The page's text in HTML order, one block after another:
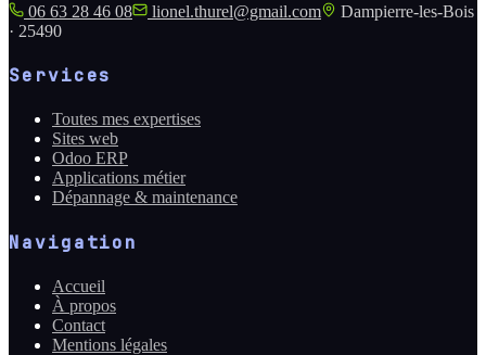
06 63 28 46 08
lionel.thurel@gmail.com
Dampierre-les-Bois
· 25490
Services
Toutes mes expertises
Sites web
Odoo ERP
Applications métier
Dépannage & maintenance
Navigation
Accueil
À propos
Contact
Mentions légales